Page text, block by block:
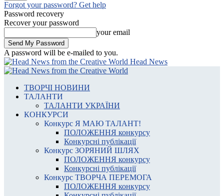
Forgot your password? Get help
Password recovery
Recover your password
your email
A password will be e-mailed to you.
Head News
ТВОРЧІ НОВИНИ
ТАЛАНТИ
ТАЛАНТИ УКРАЇНИ
КОНКУРСИ
Конкурс Я МАЮ ТАЛАНТ!
ПОЛОЖЕННЯ конкурсу
Конкурсні публікації
Конкурс ЗОРЯНИЙ ШЛЯХ
ПОЛОЖЕННЯ конкурсу
Конкурсні публікації
Конкурс ТВОРЧА ПЕРЕМОГА
ПОЛОЖЕННЯ конкурсу